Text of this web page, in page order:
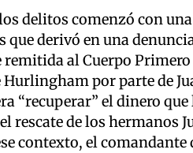
delitos comenzó con
derivó en una
al Cuerpo
por parte de
“recuperar” el dinero
de los hermanos
contexto, el comandante